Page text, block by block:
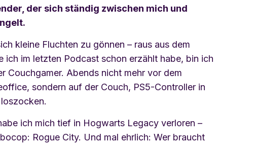
der sich ständig zwischen mich und
kleine Fluchten zu gönnen – raus aus dem
ich im letzten Podcast schon erzählt habe, bin ich
Couchgamer. Abends nicht mehr vor dem
sondern auf der Couch, PS5-Controller in
ich mich tief in Hogwarts Legacy verloren –
Rogue City. Und mal ehrlich: Wer braucht